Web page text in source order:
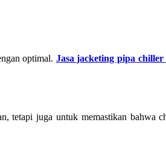
optimal. Jasa jacketing pipa
tetapi juga untuk memastikan bahwa